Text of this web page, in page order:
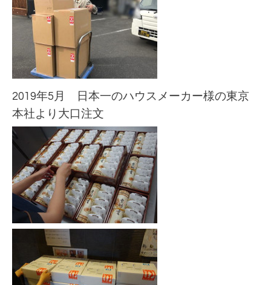
2019年5月 日本一のハウスメーカー様の東京
本社より大口注文